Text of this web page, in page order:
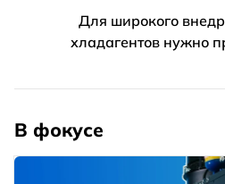
Для широкого
хладагентов нужно
В фокусе